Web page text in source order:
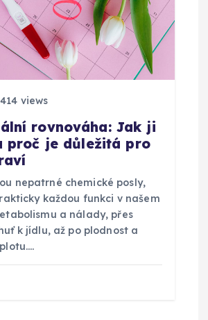
views
rovnováha: Jak ji
proč je důležitá pro
nepatrné chemické posly,
každou funkci v našem
a nálady, přes
k jídlu, až po plodnost a